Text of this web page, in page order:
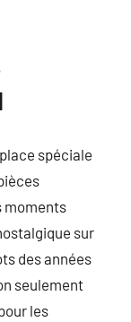
spéciale
moments
sur
des années
seulement
les